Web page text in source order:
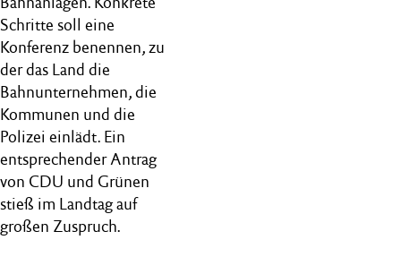
Schritte soll eine
Konferenz benennen, zu
der das Land die
Bahnunternehmen, die
Kommunen und die
Polizei einlädt. Ein
entsprechender Antrag
von CDU und Grünen
stieß im Landtag auf
großen Zuspruch.